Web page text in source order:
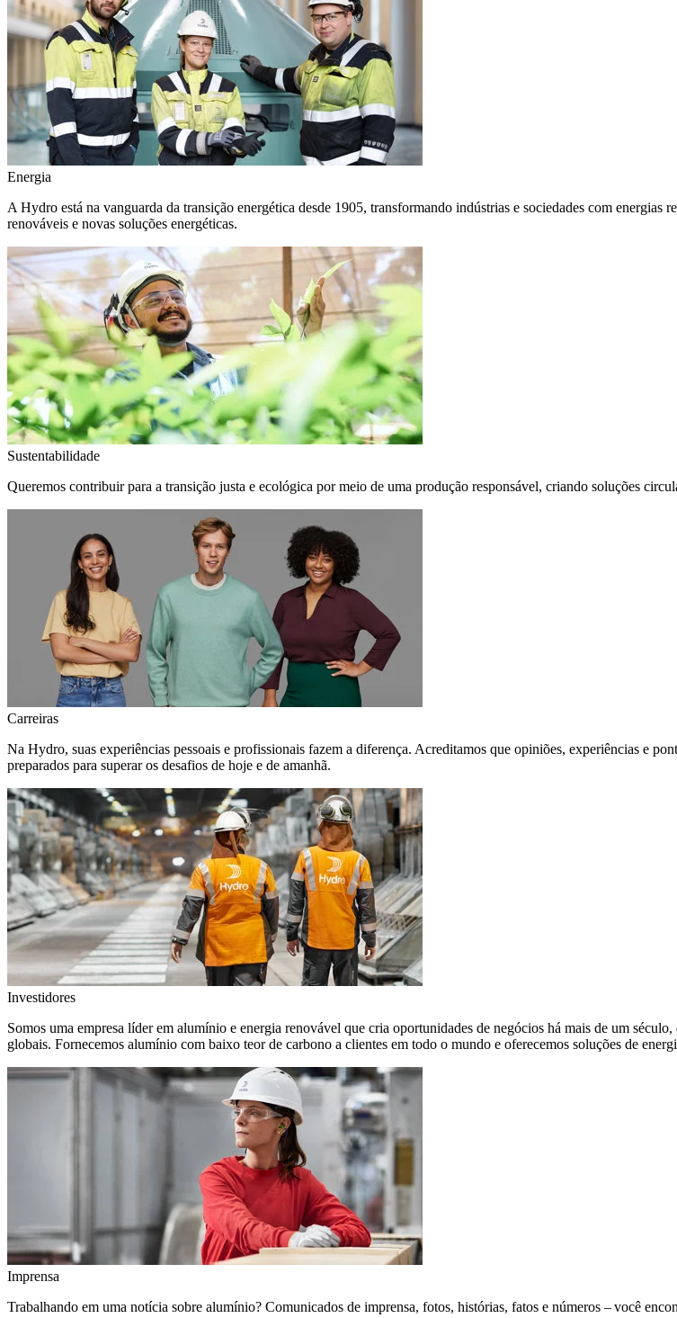
Energia
A Hydro está na vanguarda da transição energética desde 1905, transformando indústrias e sociedades com
renováveis e novas soluções energéticas.
Sustentabilidade
Queremos contribuir para a transição justa e ecológica por meio de uma produção responsável, criando soluções
Carreiras
Na Hydro, suas experiências pessoais e profissionais fazem a diferença. Acreditamos que opiniões, experiências e
preparados para superar os desafios de hoje e de amanhã.
Investidores
Somos uma empresa líder em alumínio e energia renovável que cria oportunidades de negócios há mais de um
globais. Fornecemos alumínio com baixo teor de carbono a clientes em todo o mundo e oferecemos soluções de
Imprensa
Trabalhando em uma notícia sobre alumínio? Comunicados de imprensa, fotos, histórias, fatos e números – você